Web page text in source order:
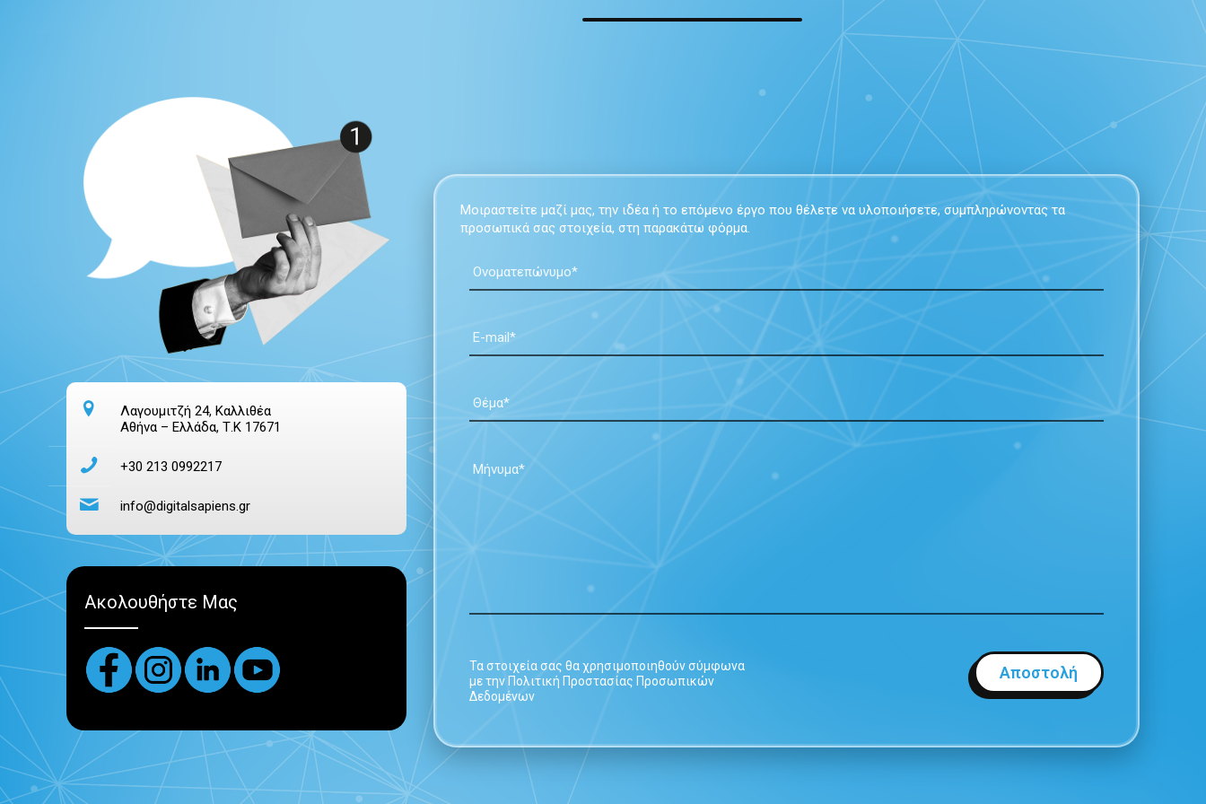
Λαγουμιτζή 24, Καλλιθέα
Αθήνα – Ελλάδα, Τ.Κ 17671
+30 213 0992217
info@digitalsapiens.gr
Ακολουθήστε Μας
Μοιραστείτε μαζί μας, την ιδέα ή το επόμενο έργο που θέλετε να υλοποιήσετε, συμπληρώνοντας τα
προσωπικά σας στοιχεία, στη παρακάτω φόρμα.
Τα στοιχεία σας θα χρησιμοποιηθούν σύμφωνα
με την Πολιτική Προστασίας Προσωπικών
Δεδομένων